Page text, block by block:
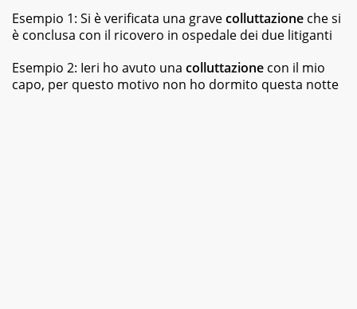
albi
illustrati
bambini
ai
graphic
Esempio 1: Si è verificata una gravecolluttazione che si
è conclusa con il ricovero in ospedale dei due litiganti
Esempio 2: Ieri ho avuto una colluttazione con il mio
capo, per questo motivo non ho dormito questa notte